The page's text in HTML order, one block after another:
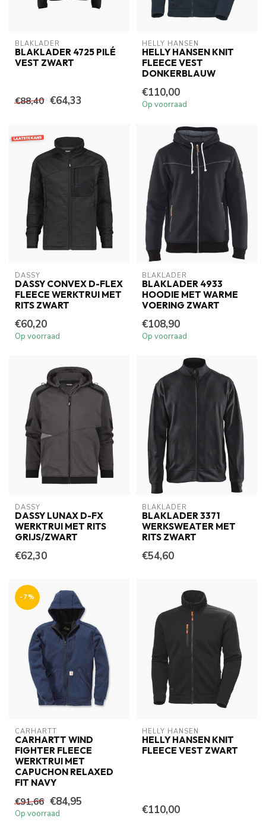
BLAKLADER
BLAKLADER 4725 PILÉ
VEST ZWART
€88,40 €64,33
HELLY HANSEN
HELLY HANSEN KNIT
FLEECE VEST
DONKERBLAUW
€110,00
Op voorraad
DASSY
DASSY CONVEX D-FLEX
FLEECE WERKTRUI MET
RITS ZWART
€60,20
Op voorraad
BLAKLADER
BLAKLADER 4933
HOODIE MET WARME
VOERING ZWART
€108,90
Op voorraad
DASSY
DASSY LUNAX D-FX
WERKTRUI MET RITS
GRIJS/ZWART
€62,30
BLAKLADER
BLAKLADER 3371
WERKSWEATER MET
RITS ZWART
€54,60
-7%
CARHARTT
CARHARTT WIND
FIGHTER FLEECE
WERKTRUI MET
CAPUCHON RELAXED
FIT NAVY
€91,66 €84,95
Op voorraad
HELLY HANSEN
HELLY HANSEN KNIT
FLEECE VEST ZWART
€110,00